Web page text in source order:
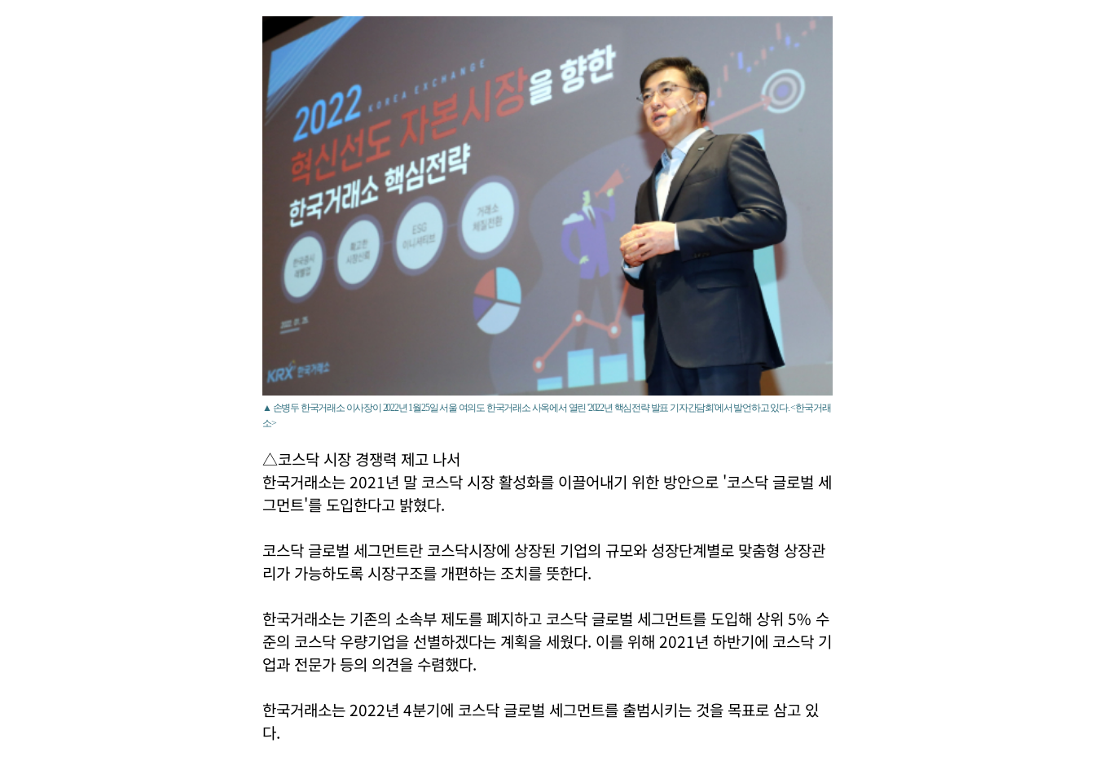
▲ 손병두 한국거래소 이사장이 2022년 1월25일 서울 여의도 한국거래소 사옥에서 열린 '2022년 핵심전략 발표 기자간담회'에서 발언하고 있다. <한국거래
소>
△코스닥 시장 경쟁력 제고 나서
한국거래소는 2021년 말 코스닥 시장 활성화를 이끌어내기 위한 방안으로 '코스닥 글로벌 세
그먼트'를 도입한다고 밝혔다.
코스닥 글로벌 세그먼트란 코스닥시장에 상장된 기업의 규모와 성장단계별로 맞춤형 상장관
리가 가능하도록 시장구조를 개편하는 조치를 뜻한다.
한국거래소는 기존의 소속부 제도를 폐지하고 코스닥 글로벌 세그먼트를 도입해 상위 5% 수
준의 코스닥 우량기업을 선별하겠다는 계획을 세웠다. 이를 위해 2021년 하반기에 코스닥 기
업과 전문가 등의 의견을 수렴했다.
한국거래소는 2022년 4분기에 코스닥 글로벌 세그먼트를 출범시키는 것을 목표로 삼고 있
다.